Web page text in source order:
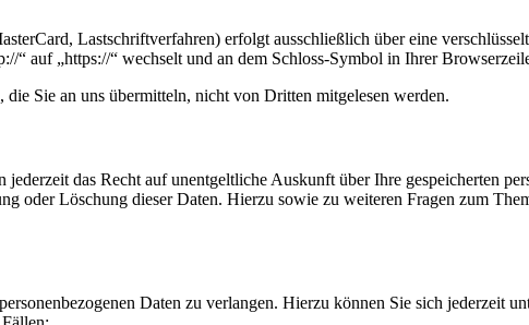
Lastschriftverfahren) erfolgt ausschließlich über eine
“ auf „https://“ wechselt und an dem Schloss-Symbol in Ihrer
Sie an uns übermitteln, nicht von Dritten mitgelesen werden.
das Recht auf unentgeltliche Auskunft über Ihre gespeicherten
oder Löschung dieser Daten. Hierzu sowie zu weiteren Fragen zum
Daten zu verlangen. Hierzu können Sie sich jederzeit